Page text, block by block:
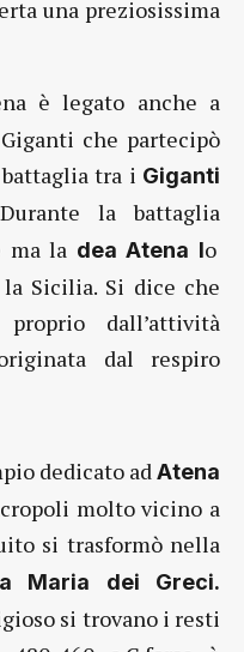
una preziosissima
è legato anche a
che partecipò
tra i Giganti
la battaglia
ma la dea Atena lo
Sicilia. Si dice che
dall’attività
dal respiro
dedicato ad Atena
molto vicino a
si trasformò nella
Maria dei Greci.
si trovano i resti